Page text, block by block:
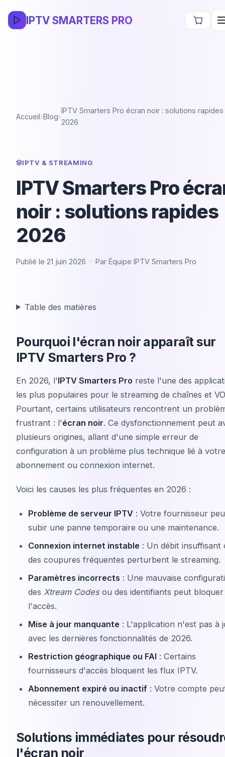
IPTV SMARTERS PRO
Accueil›Blog›
IPTV Smarters Pro écran noir : solutions rapides
2026
IPTV & STREAMING
IPTV Smarters Pro
noir : solutions rapides
2026
Publié le 21 juin 2026 · Par Équipe IPTV Smarters Pro
Table des matières
Pourquoi l'écran noir apparaît sur
IPTV Smarters Pro ?
En 2026, l'IPTV Smarters Pro reste l'une des
les plus populaires pour le streaming de chaînes et
Pourtant, certains utilisateurs rencontrent un
frustrant : l'écran noir. Ce dysfonctionnement peut
plusieurs origines, allant d'une simple erreur de
configuration à un problème plus technique lié à votre
abonnement ou connexion internet.
Voici les causes les plus fréquentes en 2026 :
Problème de serveur IPTV : Votre fournisseur
subir une panne temporaire ou une maintenance.
Connexion internet instable : Un débit insuffisant
des coupures fréquentes perturbent le streaming.
Paramètres incorrects : Une mauvaise
des Xtream Codesou des identifiants peut bloquer
l'accès.
Mise à jour manquante : L'application n'est pas à
avec les dernières fonctionnalités de 2026.
Restriction géographique ou FAI : Certains
fournisseurs d'accès bloquent les flux IPTV.
Abonnement expiré ou inactif : Votre compte
nécessiter un renouvellement.
Solutions immédiates pour
l'écran noir